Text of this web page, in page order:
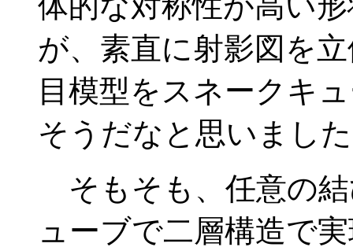
が、素直に射影図を
目模型をスネークキ
そうだなと思いまし
そもそも、任意の
ューブで二層構造で